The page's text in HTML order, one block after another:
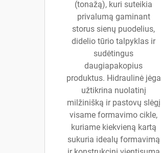
(tonažą), kuri suteikia
privalumą gaminant
storus sienų puodelius,
didelio tūrio talpyklas ir
sudėtingus
daugiapakopius
produktus. Hidraulinė jėga
užtikrina nuolatinį
milžinišką ir pastovų slėgį
visame formavimo cikle,
kuriame kiekvieną kartą
sukuria idealų formavimą